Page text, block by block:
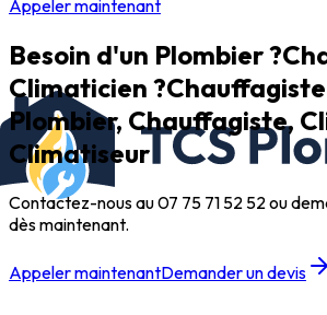
Appeler maintenant
Besoin d'un Plombier ?
Climaticien ?Chauffagiste
Plombier, Chauffagiste,
Climatiseur
Contactez-nous au07 75 71 52 52ou
dès maintenant.
Appeler maintenantDemander un devis